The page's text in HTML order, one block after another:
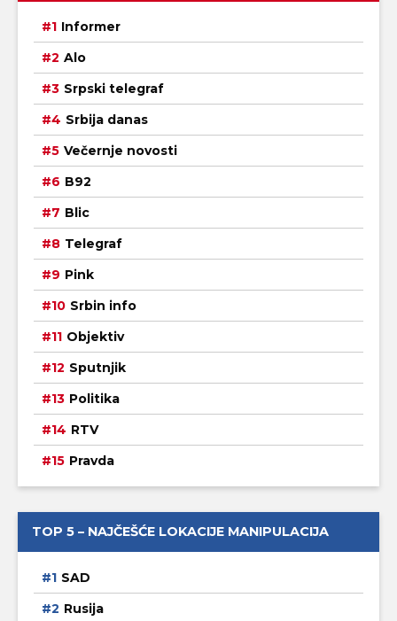
Informer
Alo
Srpski telegraf
Srbija danas
Večernje novosti
B92
Blic
Telegraf
Pink
Srbin info
Objektiv
Sputnjik
Politika
RTV
Pravda
TOP 5 – NAJČEŠĆE LOKACIJE MANIPULACIJA
SAD
Rusija